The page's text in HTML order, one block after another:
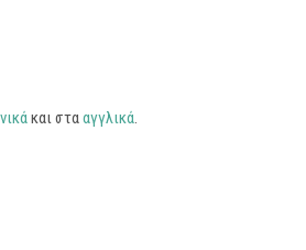
και στααγγλικά.